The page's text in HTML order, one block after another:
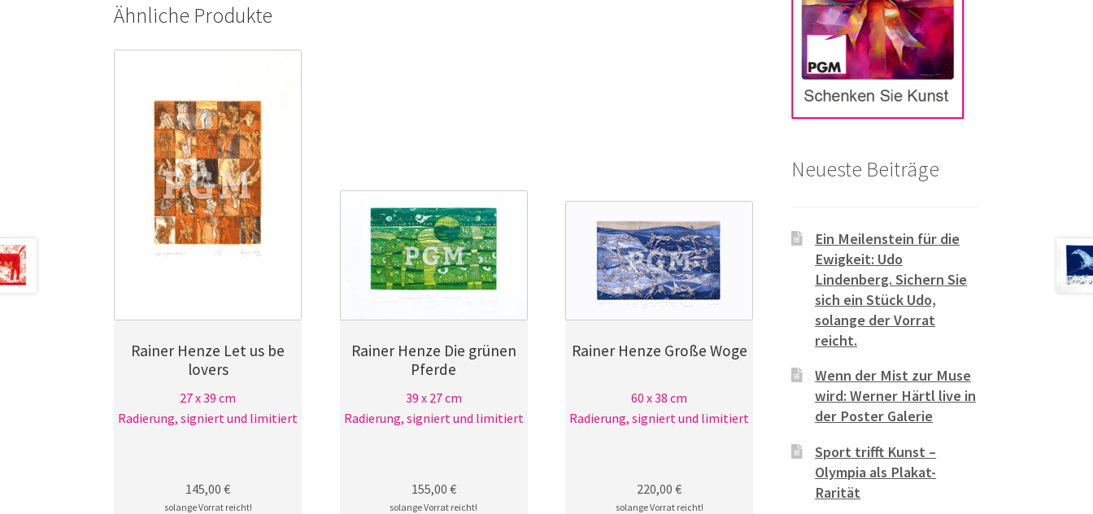
Ähnliche Produkte
Rainer Henze Let us be
lovers
27 x 39 cm
Radierung, signiert und limitiert
145,00€
solange Vorrat reicht!
Rainer Henze Die grünen
Pferde
39 x 27 cm
Radierung, signiert und limitiert
155,00 €
solange Vorrat reicht!
Rainer Henze Große Woge
60 x 38 cm
Radierung, signiert und limitiert
220,00€
solange Vorrat reicht!
Neueste Beiträge
Ein Meilenstein für die
Ewigkeit: Udo
Lindenberg. Sichern Sie
sich ein Stück Udo,
solange der Vorrat
reicht.
Wenn der Mist zur Muse
wird: Werner Härtl live in
der Poster Galerie
Sport trifft Kunst –
Olympia als Plakat-
Rarität